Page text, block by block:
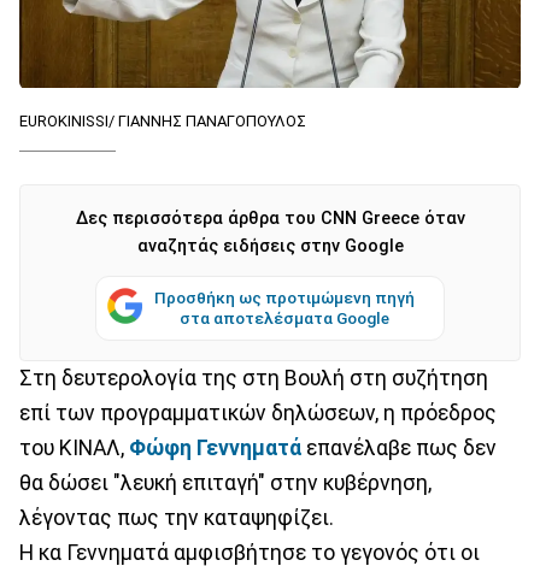
EUROKINISSI/ ΓΙΑΝΝΗΣ ΠΑΝΑΓΟΠΟΥΛΟΣ
Δες περισσότερα άρθρα του CNN Greece όταν
αναζητάς ειδήσεις στην Google
Προσθήκη ως προτιμώμενη πηγή
στα αποτελέσματα Google
Στη δευτερολογία της στη Βουλή στη συζήτηση
επί των προγραμματικών δηλώσεων, η πρόεδρος
του ΚΙΝΑΛ, Φώφη Γεννηματά επανέλαβε πως δεν
θα δώσει "λευκή επιταγή" στην κυβέρνηση,
λέγοντας πως την καταψηφίζει.
Η κα Γεννηματά αμφισβήτησε το γεγονός ότι οι